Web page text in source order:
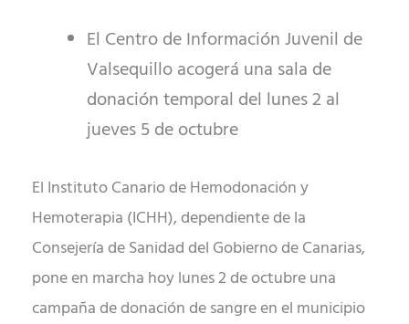
El Centro de Información Juvenil de
Valsequillo acogerá una sala de
donación temporal del lunes 2 al
jueves 5 de octubre
El Instituto Canario de Hemodonación y
Hemoterapia (ICHH), dependiente de la
Consejería de Sanidad del Gobierno de Canarias,
pone en marcha hoy lunes 2 de octubre una
campaña de donación de sangre en el municipio